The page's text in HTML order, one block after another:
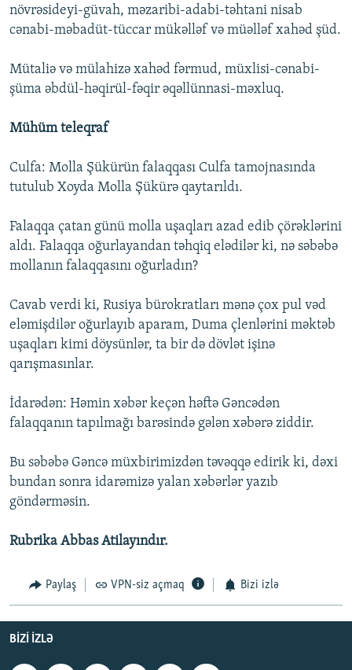
növrəsideyi-güvah, məzaribi-adabi-təhtani nisab
cənabi-məbadüt-tüccar mükəlləf və müəlləf xahəd şüd.
Mütaliə və mülahizə xahəd fərmud, müxlisi-cənabi-
şüma əbdül-həqirül-fəqir əqəllünnasi-məxluq.
Mühüm teleqraf
Culfa: Molla Şükürün falaqqası Culfa tamojnasında
tutulub Xoyda Molla Şükürə qaytarıldı.
Falaqqa çatan günü molla uşaqları azad edib çörəklərini
aldı. Falaqqa oğurlayandan təhqiq elədilər ki, nə səbəbə
mollanın falaqqasını oğurladın?
Cavab verdi ki, Rusiya bürokratları mənə çox pul vəd
eləmişdilər oğurlayıb aparam, Duma çlenlərini məktəb
uşaqları kimi döysünlər, ta bir də dövlət işinə
qarışmasınlar.
İdarədən: Həmin xəbər keçən həftə Gəncədən
falaqqanın tapılmağı barəsində gələn xəbərə ziddir.
Bu səbəbə Gəncə müxbirimizdən təvəqqə edirik ki, dəxi
bundan sonra idarəmizə yalan xəbərlər yazıb
göndərməsin.
Rubrika Abbas Atilayındır.
Paylaş VPN-siz açmaq Bizi izlə
BIZI IZLƏ